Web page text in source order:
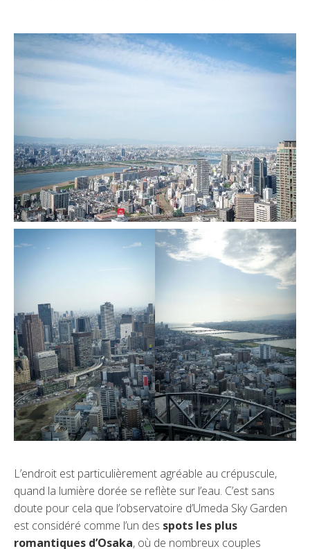
L’endroit est particulièrement agréable au crépuscule,
quand la lumière dorée se reflète sur l’eau. C’est sans
doute pour cela que l’observatoire d’Umeda Sky Garden
est considéré comme l’un des spots les plus
romantiques d’Osaka, où de nombreux couples